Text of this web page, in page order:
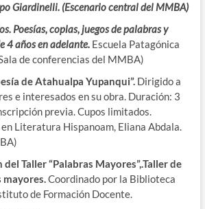
Giardinelli. (Escenario central del MMBA)
Poesías, coplas, juegos de palabras y
4 años en adelante. Escuela Patagónica
de conferencias del MMBA)
de Atahualpa Yupanqui”.Dirigido a
e interesados en su obra. Duración: 3
previa. Cupos limitados.
Literatura Hispanoam, Eliana Abdala.
Taller “Palabras Mayores”,.Taller de
mayores.Coordinado por la Biblioteca
de Formación Docente.